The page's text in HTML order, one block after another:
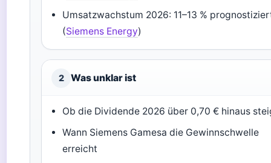
Umsatzwachstum 2026: 11–13 %
(Siemens Energy)
2 Was unklar ist
Ob die Dividende 2026 über 0,70 € hinaus
Wann Siemens Gamesa die Gewinnschwelle
erreicht